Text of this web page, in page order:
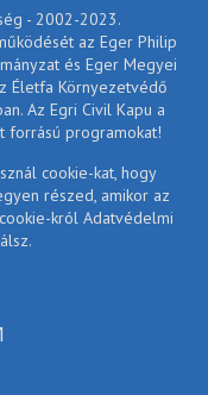
- 2002-2023.
az Eger Philip
és Eger Megyei
Életfa Környezetvédő
Az Egri Civil Kapu a
forrású programokat!
cookie-kat, hogy
részed, amikor az
król Adatvédelmi